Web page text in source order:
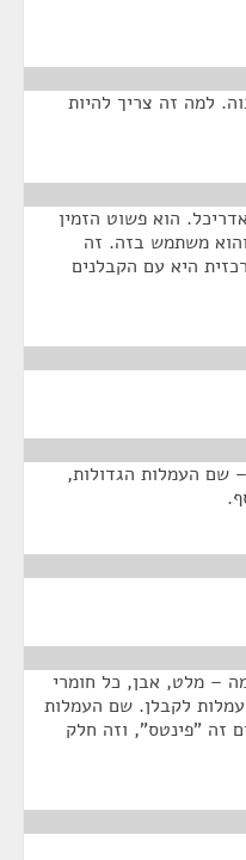
למה זה צריך להיות
הוא פשוט הזמין
משתמש בזה. זה
היא עם הקבלנים
שם העמלות הגדולות,
– מלט, אבן, כל חומרי
לקבלן. שם העמלות
זה "פינטס", וזה חלק